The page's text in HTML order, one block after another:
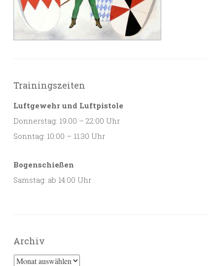
Trainingszeiten
Luftgewehr und Luftpistole
Donnerstag: 19:00 – 22:00 Uhr
Sonntag: 10:00 – 11:30 Uhr
Bogenschießen
Samstag: ab 14:00 Uhr
Archiv
Archiv